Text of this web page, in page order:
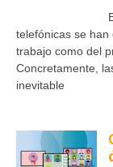
telefónicas se
trabajo como del
Concretamente,
inevitable